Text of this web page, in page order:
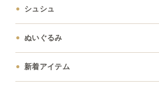
シュシュ
ぬいぐるみ
新着アイテム